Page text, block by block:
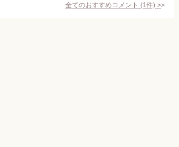
全てのおすすめコメント (1件) >